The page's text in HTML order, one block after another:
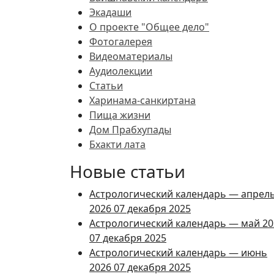
Экадаши
О проекте "Общее дело"
Фотогалерея
Видеоматериалы
Аудиолекции
Статьи
Харинама-санкиртана
Пища жизни
Дом Прабхупады
Бхакти лата
Новые статьи
Астрологический календарь —
202607 декабря 2025
Астрологический календарь — май
07 декабря 2025
Астрологический календарь — июнь
202607 декабря 2025